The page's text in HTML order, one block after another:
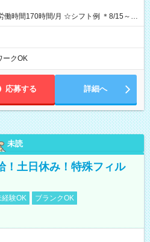
間/月 ☆シフト例 ＊8/15～
～12：00 17：00～21：00 ＊8/31
ります！ 12：00～16：00 ＊9/6～
ークOK
応募する 詳細へ
未読
！土日休み！特殊フィル
験OK
ブランクOK